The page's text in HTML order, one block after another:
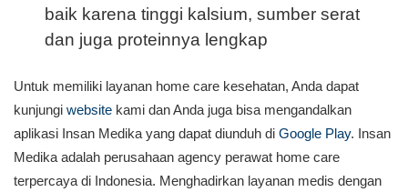
baik karena tinggi kalsium, sumber serat
dan juga proteinnya lengkap
Untuk memiliki layanan home care kesehatan, Anda dapat
kunjungi website kami dan Anda juga bisa mengandalkan
aplikasi Insan Medika yang dapat diunduh di Google Play. Insan
Medika adalah perusahaan agency perawat home care
terpercaya di Indonesia. Menghadirkan layanan medis dengan